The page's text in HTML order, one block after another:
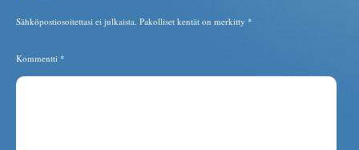
Sähköpostiosoitettasi ei julkaista. Pakolliset kentät on merkitty *
Kommentti *